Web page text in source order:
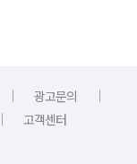
｜ 광고문의
｜
｜ 고객센터